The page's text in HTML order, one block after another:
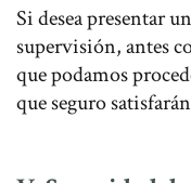
Si desea presentar
supervisión, antes
que podamos
que seguro